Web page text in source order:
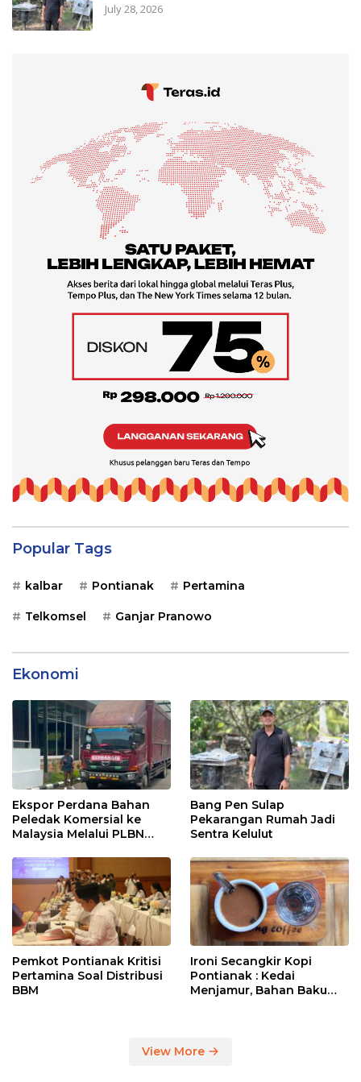
July 28, 2026
Popular Tags
kalbar Pontianak Pertamina
Telkomsel Ganjar Pranowo
Ekonomi
Ekspor Perdana Bahan
Peledak Komersial ke
Malaysia Melalui PLBN
Bang Pen Sulap
Pekarangan Rumah Jadi
Sentra Kelulut
Pemkot Pontianak Kritisi
Pertamina Soal Distribusi
BBM
Ironi Secangkir Kopi
Pontianak : Kedai
Menjamur, Bahan Baku
View More